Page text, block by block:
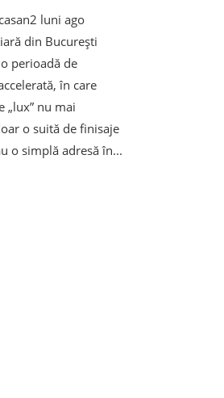
2 luni ago
din București
perioadă de
în care
„lux” nu mai
o suită de finisaje
o simplă adresă în...